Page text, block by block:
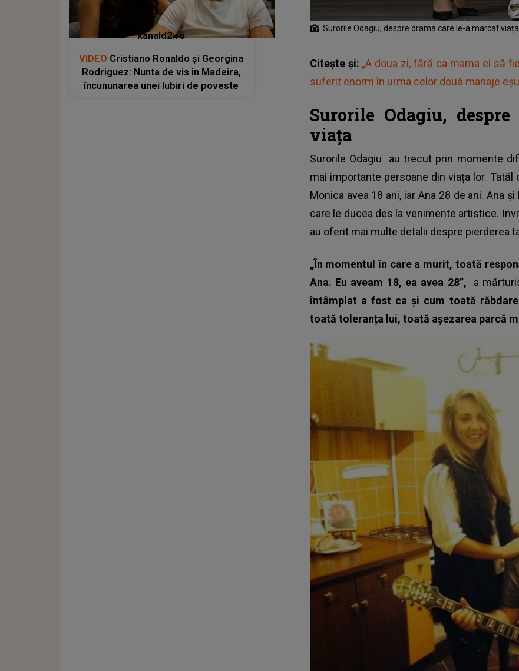
Surorile Odagiu, despre drama care le-a marcat viața
Citește și: „A doua zi, fără ca mama ei să
suferit enorm în urma celor două mariaje
Surorile Odagiu,
viața
Surorile Odagiu
au trecut prin momente
mai importante persoane din viața lor.
Monica avea 18 ani, iar Ana 28 de ani. Ana
care le ducea des la venimente artistice.
au oferit mai multe detalii despre pierderea
„În momentul în care a murit, toată
Ana. Eu aveam 18, ea avea 28”, a
întâmplat a fost ca și cum toată
toată toleranța lui, toată așezarea parcă
kanald2.ro
VIDEO Cristiano Ronaldo și Georgina
Rodriguez: Nunta de vis în Madeira,
încununarea unei Iubiri de poveste